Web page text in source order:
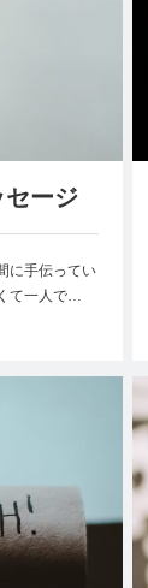
セージ
に手伝ってい
て一人で…